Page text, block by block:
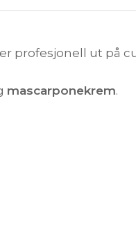
profesjonell ut på
mascarponekrem.